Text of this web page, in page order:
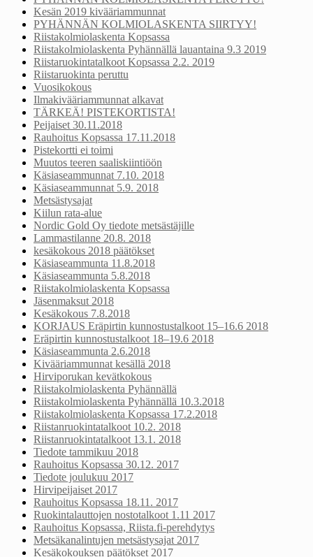
Kesän 2019 kivääriammunnat
PYHÄNNÄN KOLMIOLASKENTA SIIRTYY!
Riistakolmiolaskenta Kopsassa
Riistakolmiolaskenta Pyhännällä lauantaina 9.3 2019
Riistaruokintatalkoot Kopsassa 2.2. 2019
Riistaruokinta peruttu
Vuosikokous
Ilmakivääriammunnat alkavat
TÄRKEÄ! PISTEKORTISTA!
Peijaiset 30.11.2018
Rauhoitus Kopsassa 17.11.2018
Pistekortti ei toimi
Muutos teeren saaliskiintiöön
Käsiaseammunnat 7.10. 2018
Käsiaseammunnat 5.9. 2018
Metsästysajat
Kiilun rata-alue
Nordic Gold Oy tiedote metsästäjille
Lammastilanne 20.8. 2018
kesäkokous 2018 päätökset
Käsiaseammunta 11.8.2018
Käsiaseammunta 5.8.2018
Riistakolmiolaskenta Kopsassa
Jäsenmaksut 2018
Kesäkokous 7.8.2018
KORJAUS Eräpirtin kunnostustalkoot 15–16.6 2018
Eräpirtin kunnostustalkoot 18–19.6 2018
Käsiaseammunta 2.6.2018
Kivääriammunnat kesällä 2018
Hirviporukan kevätkokous
Riistakolmiolaskenta Pyhännällä
Riistakolmiolaskenta Pyhännällä 10.3.2018
Riistakolmiolaskenta Kopsassa 17.2.2018
Riistanruokintatalkoot 10.2. 2018
Riistanruokintatalkoot 13.1. 2018
Tiedote tammikuu 2018
Rauhoitus Kopsassa 30.12. 2017
Tiedote joulukuu 2017
Hirvipeijaiset 2017
Rauhoitus Kopsassa 18.11. 2017
Ruokintalauttojen nostotalkoot 1.11 2017
Rauhoitus Kopsassa, Riista.fi-perehdytys
Metsäkanalintujen metsästysajat 2017
Kesäkokouksen päätökset 2017